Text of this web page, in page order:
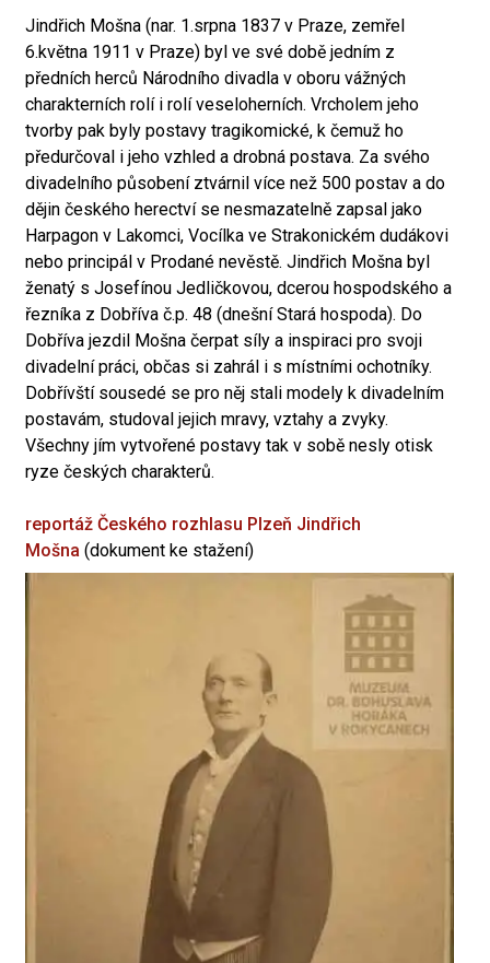
Jindřich Mošna (nar. 1.srpna 1837 v Praze, zemřel
6.května 1911 v Praze) byl ve své době jedním z
předních herců Národního divadla v oboru vážných
charakterních rolí i rolí veseloherních. Vrcholem jeho
tvorby pak byly postavy tragikomické, k čemuž ho
předurčoval i jeho vzhled a drobná postava. Za svého
divadelního působení ztvárnil více než 500 postav a do
dějin českého herectví se nesmazatelně zapsal jako
Harpagon v Lakomci, Vocílka ve Strakonickém dudákovi
nebo principál v Prodané nevěstě. Jindřich Mošna byl
ženatý s Josefínou Jedličkovou, dcerou hospodského a
řezníka z Dobříva č.p. 48 (dnešní Stará hospoda). Do
Dobříva jezdil Mošna čerpat síly a inspiraci pro svoji
divadelní práci, občas si zahrál i s místními ochotníky.
Dobřívští sousedé se pro něj stali modely k divadelním
postavám, studoval jejich mravy, vztahy a zvyky.
Všechny jím vytvořené postavy tak v sobě nesly otisk
ryze českých charakterů.
reportáž Českého rozhlasu Plzeň Jindřich
Mošna (dokument ke stažení)